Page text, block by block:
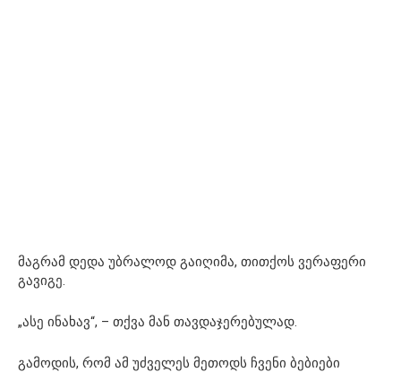
მაგრამ დედა უბრალოდ გაიღიმა, თითქოს ვერაფერი
გავიგე.
„ასე ინახავ“, – თქვა მან თავდაჯერებულად.
გამოდის, რომ ამ უძველეს მეთოდს ჩვენი ბებიები